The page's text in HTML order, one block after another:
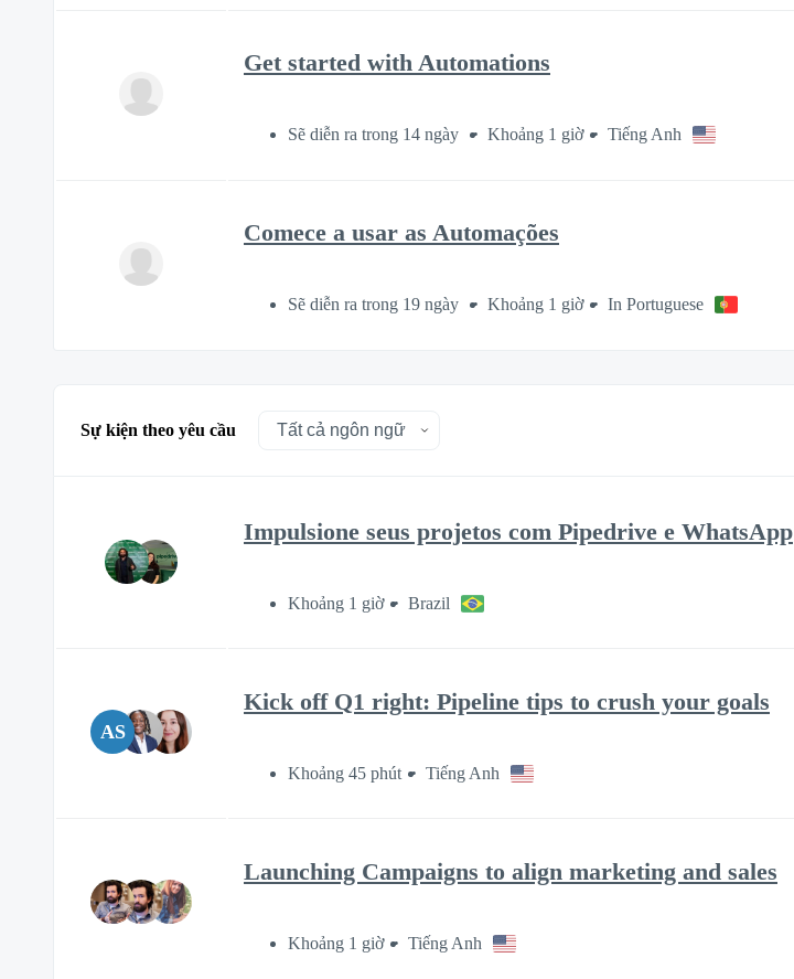
Get started with Automations
Sẽ diễn ra trong 14 ngày Khoảng 1 giờ Tiếng Anh
Comece a usar as Automações
Sẽ diễn ra trong 19 ngày Khoảng 1 giờ In Portuguese
Sự kiện theo yêu cầu
Impulsione seus projetos com Pipedrive e WhatsApp
Khoảng 1 giờ Brazil
AS
Kick off Q1 right: Pipeline tips to crush your goals
Khoảng 45 phút Tiếng Anh
Launching Campaigns to align marketing and sales
Khoảng 1 giờ Tiếng Anh